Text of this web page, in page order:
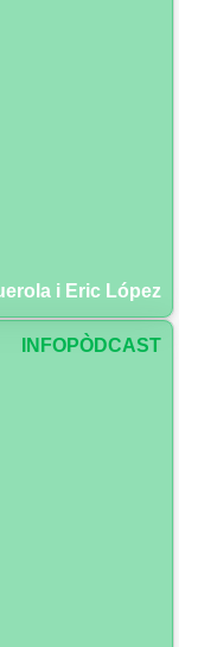
i Eric López
INFOPÒDCAST